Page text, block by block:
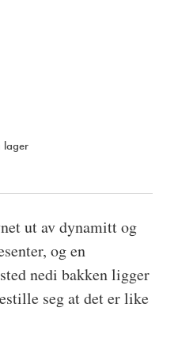
lager
ut av dynamitt og
og en
nedi bakken ligger
seg at det er like